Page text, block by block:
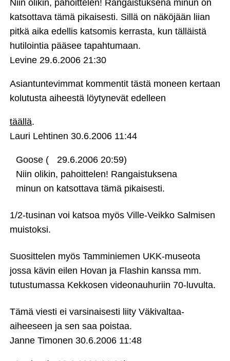
Niin olikin, pahoittelen! Rangaistuksena minun on
katsottava tämä pikaisesti. Sillä on näköjään liian
pitkä aika edellis katsomis kerrasta, kun tälläistä
hutilointia pääsee tapahtumaan.
Levine 29.6.2006 21:30
Asiantuntevimmat kommentit tästä moneen kertaan
kolutusta aiheestä löytynevät edelleen
täällä.
Lauri Lehtinen 30.6.2006 11:44
Goose (
29.6.2006 20:59)
Niin olikin, pahoittelen! Rangaistuksena
minun on katsottava tämä pikaisesti.
1/2-tusinan voi katsoa myös Ville-Veikko Salmisen
muistoksi.
Suosittelen myös Tamminiemen UKK-museota
jossa kävin eilen Hovan ja Flashin kanssa mm.
tutustumassa Kekkosen videonauhuriin 70-luvulta.
Tämä viesti ei varsinaisesti liity Väkivaltaa-
aiheeseen ja sen saa poistaa.
Janne Timonen 30.6.2006 11:48